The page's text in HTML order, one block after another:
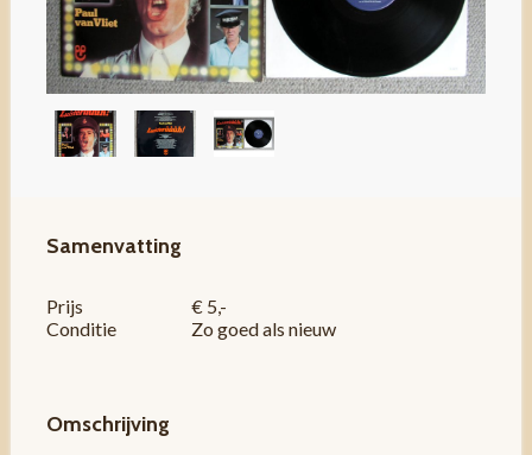
Samenvatting
Prijs
€ 5,-
Conditie
Zo goed als nieuw
Omschrijving